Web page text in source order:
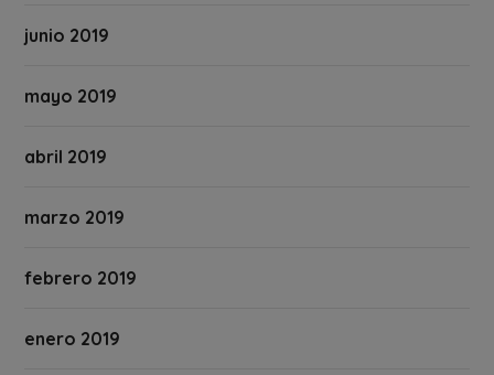
junio 2019
mayo 2019
abril 2019
marzo 2019
febrero 2019
enero 2019